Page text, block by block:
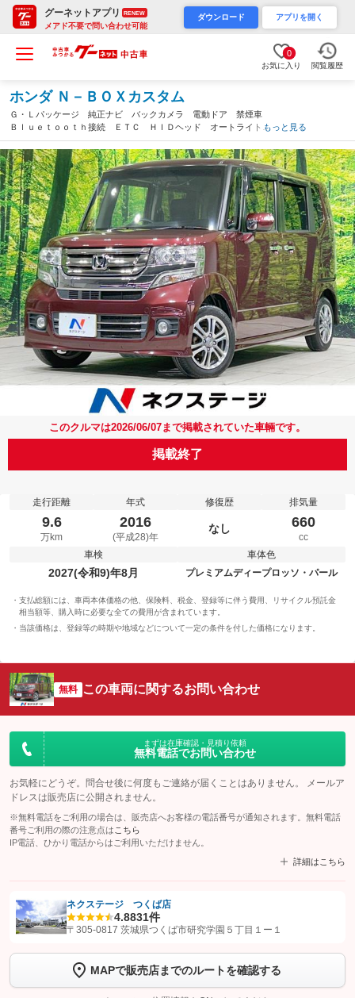
グーネットアプリ RENEW
メアド不要で問い合わせ可能
ダウンロード アプリを開く
0
お気に入り 閲覧履歴
ホンダ Ｎ－ＢＯＸカスタム
Ｇ・Ｌパッケージ 純正ナビ バックカメラ 電動ドア 禁煙車
Ｂｌｕｅｔｏｏｔｈ接続 ＥＴＣ ＨＩＤヘッド オートライト
オートエアコン スマートキー 電動格納ミラー フルセグ 地デ
ジ プライバシーガラス ドアバイザー（茨城県）
もっと見る
このクルマは2026/06/07まで掲載されていた車輛です。
掲載終了
走行距離
9.6
万km
年式
2016
(平成28)年
修復歴
なし
排気量
660
cc
車検
2027(令和9)年8月
車体色
プレミアムディープロッソ・パール
支払総額には、車両本体価格の他、保険料、税金、登録等に伴う費用、リサイクル預託金
相当額等、購入時に必要な全ての費用が含まれています。
当該価格は、登録等の時期や地域などについて一定の条件を付した価格になります。
無料 この車両に関するお問い合わせ
まずは在庫確認・見積り依頼
無料電話でお問い合わせ
お気軽にどうぞ。問合せ後に何度もご連絡が届くことはありません。 メールア
ドレスは販売店に公開されません。
※無料電話をご利用の場合は、販売店へお客様の電話番号が通知されます。無料電話
番号ご利用の際の注意点は こちら
IP電話、ひかり電話からはご利用いただけません。
詳細はこちら
【STEP1】認証画面でグーネットを友だち追加してから「許可する」ボタンを押
トーク画面で
ボタンをタップして問い合わせを
完了してください。
ネクステージ つくば店
4.8831件
〒305-0817 茨城県つくば市研究学園５丁目１ー１
MAPで販売店までのルートを確認する